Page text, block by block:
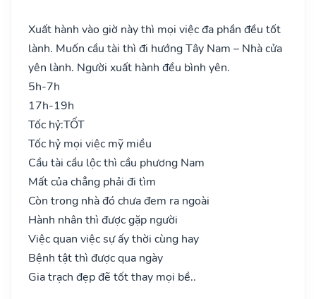
Xuất hành vào giờ này thì mọi việc đa phần đều tốt
lành. Muốn cầu tài thì đi hướng Tây Nam – Nhà cửa
yên lành. Người xuất hành đều bình yên.
5h-7h
17h-19h
Tốc hỷ:TỐT
Tốc hỷ mọi việc mỹ miều
Cầu tài cầu lộc thì cầu phương Nam
Mất của chẳng phải đi tìm
Còn trong nhà đó chưa đem ra ngoài
Hành nhân thì được gặp người
Việc quan việc sự ấy thời cùng hay
Bệnh tật thì được qua ngày
Gia trạch đẹp đẽ tốt thay mọi bề..